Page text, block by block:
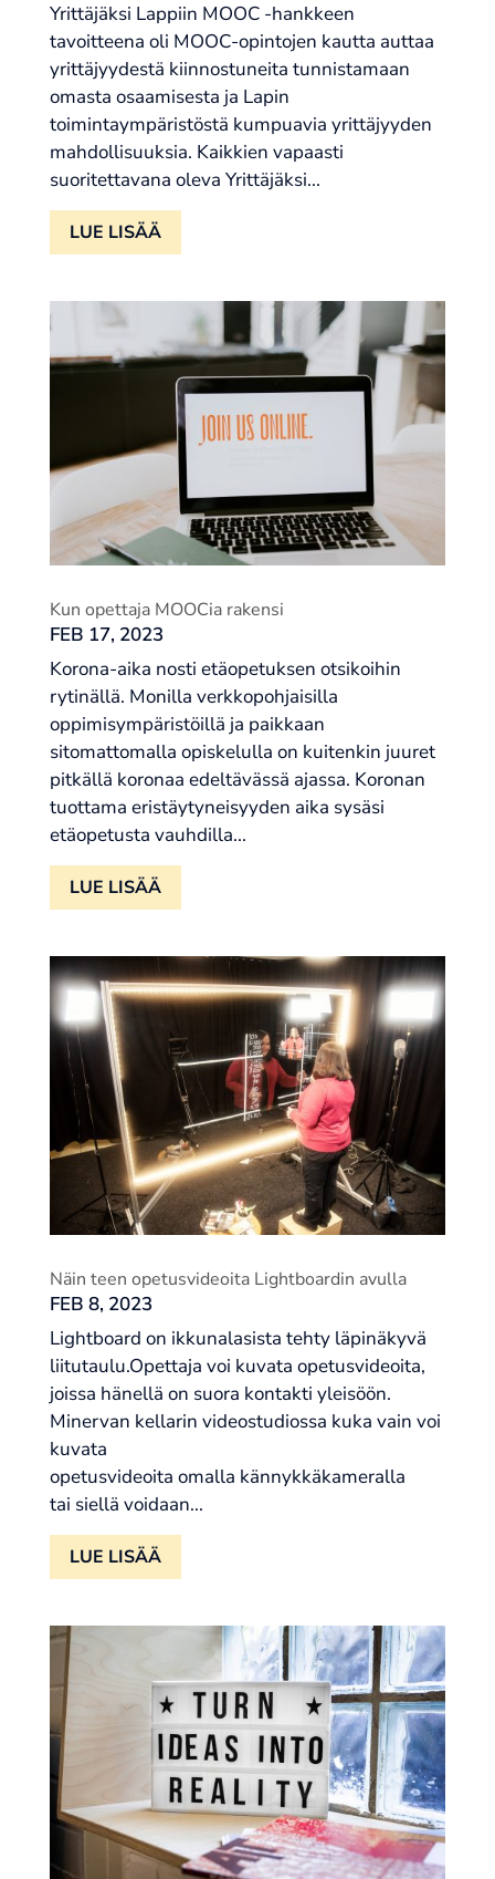
Yrittäjäksi Lappiin MOOC -hankkeen
tavoitteena oli MOOC-opintojen kautta auttaa
yrittäjyydestä kiinnostuneita tunnistamaan
omasta osaamisesta ja Lapin
toimintaympäristöstä kumpuavia yrittäjyyden
mahdollisuuksia. Kaikkien vapaasti
suoritettavana oleva Yrittäjäksi...
LUE LISÄÄ
Kun opettaja MOOCia rakensi
FEB 17, 2023
Korona-aika nosti etäopetuksen otsikoihin
rytinällä. Monilla verkkopohjaisilla
oppimisympäristöillä ja paikkaan
sitomattomalla opiskelulla on kuitenkin juuret
pitkällä koronaa edeltävässä ajassa. Koronan
tuottama eristäytyneisyyden aika sysäsi
etäopetusta vauhdilla...
LUE LISÄÄ
Näin teen opetusvideoita Lightboardin avulla
FEB 8, 2023
Lightboard on ikkunalasista tehty läpinäkyvä
liitutaulu.Opettaja voi kuvata opetusvideoita,
joissa hänellä on suora kontakti yleisöön.
Minervan kellarin videostudiossa kuka vain voi
kuvata
opetusvideoita omalla kännykkäkameralla
tai siellä voidaan...
LUE LISÄÄ